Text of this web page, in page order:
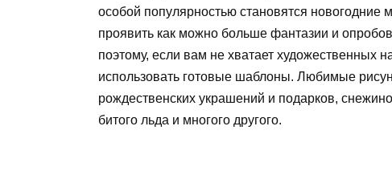
особой популярностью становятся
проявить как можно больше фантазии и
поэтому, если вам не хватает художественных
использовать готовые шаблоны. Любимые
рождественских украшений и подарков,
битого льда и многого другого.